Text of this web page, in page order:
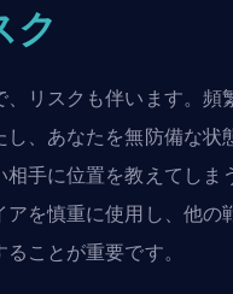
ク
リスクも伴います。頻
、あなたを無防備な状
手に位置を教えてしま
を慎重に使用し、他の
ことが重要です。